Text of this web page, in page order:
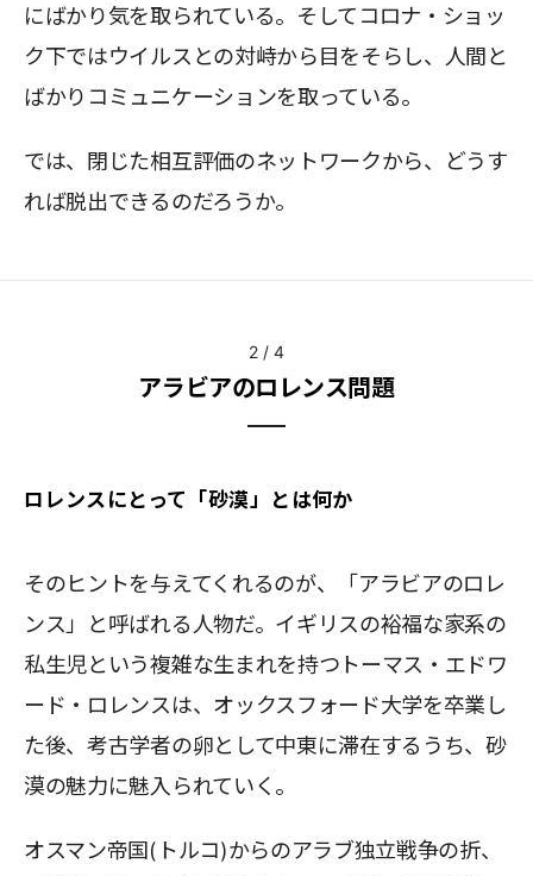
にばかり気を取られている。そしてコロナ・ショッ
ク下ではウイルスとの対峙から目をそらし、人間と
ばかりコミュニケーションを取っている。
では、閉じた相互評価のネットワークから、どうす
れば脱出できるのだろうか。
2 / 4
アラビアのロレンス問題
ロレンスにとって「砂漠」とは何か
そのヒントを与えてくれるのが、「アラビアのロレ
ンス」と呼ばれる人物だ。イギリスの裕福な家系の
私生児という複雑な生まれを持つトーマス・エドワ
ード・ロレンスは、オックスフォード大学を卒業し
た後、考古学者の卵として中東に滞在するうち、砂
漠の魅力に魅入られていく。
オスマン帝国(トルコ)からのアラブ独立戦争の折、